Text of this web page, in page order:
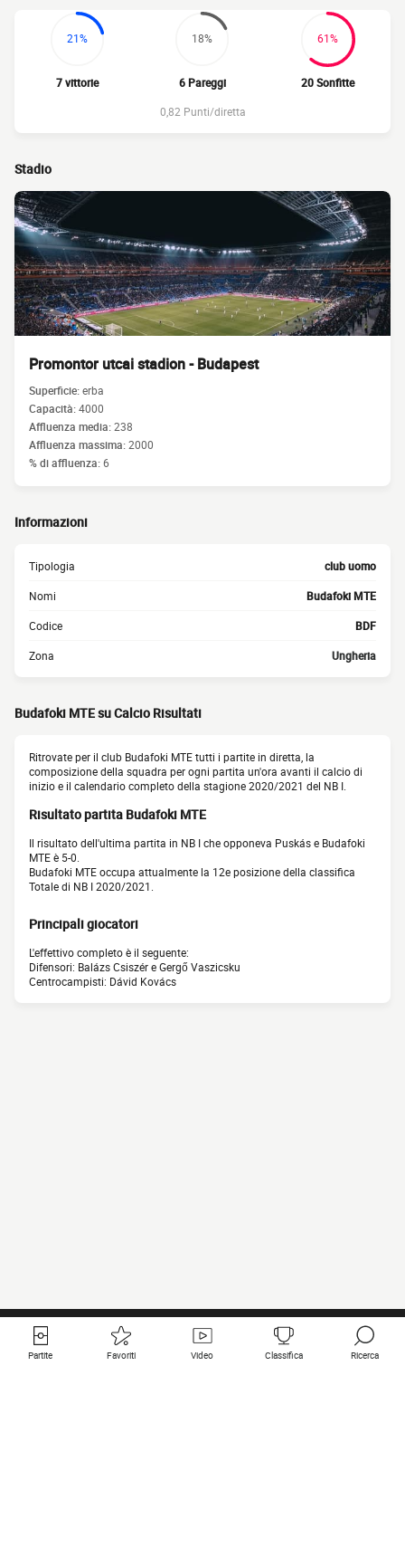
21%
7 vittorie
18%
6 Pareggi
61%
20 Sonfitte
0,82 Punti/diretta
Stadio
Promontor utcai stadion - Budapest
Superficie:erba
Capacità:4000
Affluenza media:238
Affluenza massima:2000
% di affluenza:6
Informazioni
Tipologia club uomo
Nomi Budafoki MTE
Codice BDF
Zona Ungheria
Budafoki MTE su Calcio Risultati
Ritrovate per il club Budafoki MTE tutti i partite in diretta, la
composizione della squadra per ogni partita un'ora avanti il calcio di
inizio e il calendario completo della stagione 2020/2021 del NB I.
Risultato partita Budafoki MTE
Il risultato dell'ultima partita in NB I che opponeva Puskás e Budafoki
MTE è 5-0.
Budafoki MTE occupa attualmente la 12e posizione della classifica
Totale di NB I 2020/2021.
Principali giocatori
L'effettivo completo è il seguente:
Difensori: Balázs Csiszér e Gergő Vaszicsku
Centrocampisti: Dávid Kovács
Partite Favoriti Video Classifica Ricerca